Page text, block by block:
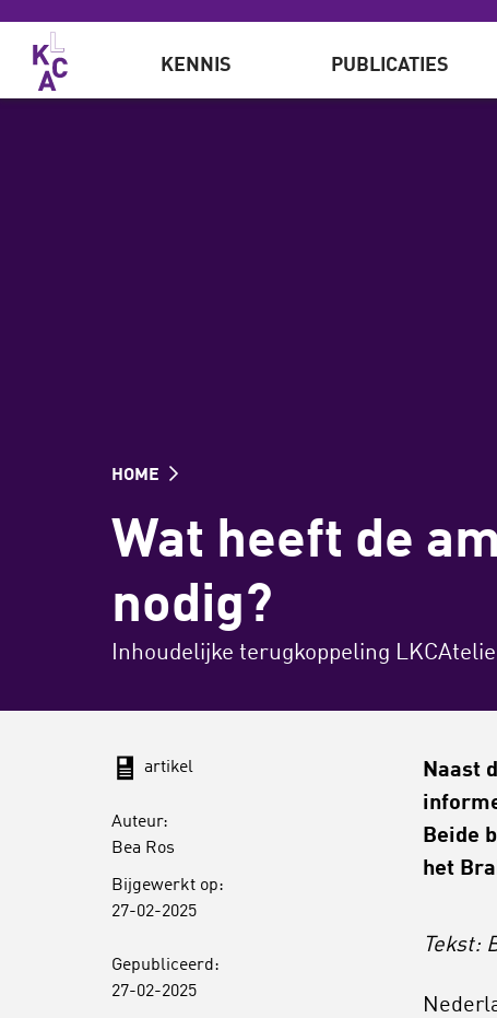
Overslaan en naar de inhoud gaan
KENNIS PUBLICATIES
HOME
Wat heeft de
nodig?
Inhoudelijke terugkoppeling
artikel
Auteur:
Bea Ros
Bijgewerkt op:
27-02-2025
Gepubliceerd:
27-02-2025
Naast
Beide
het
Tekst: